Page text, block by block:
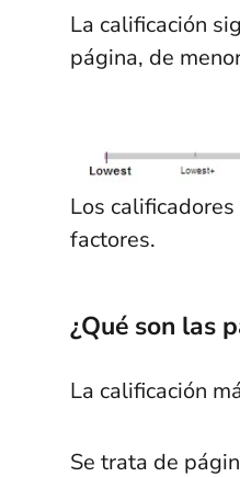
La calificación
página, de
Los
factores.
¿Qué son las
La calificación
Se trata de